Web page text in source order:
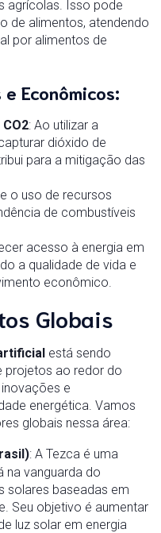
agrícolas. Isso pode
de alimentos, atendendo
por alimentos de
Econômicos:
: Ao utilizar a
dióxido de
para a mitigação das
o uso de recursos
de combustíveis
acesso à energia em
a qualidade de vida e
econômico.
Globais
está sendo
projetos ao redor do
e
energética. Vamos
globais nessa área:
: A Tezca é uma
na vanguarda do
solares baseadas em
Seu objetivo é aumentar
luz solar em energia